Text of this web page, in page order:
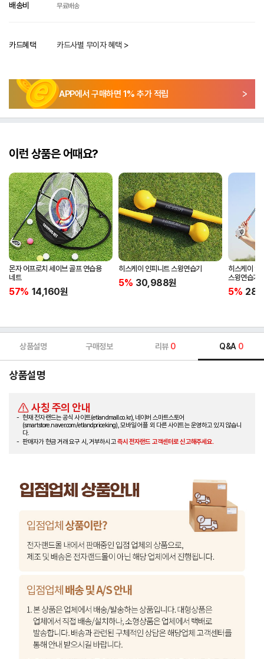
배송비
무료배송
카드혜택 카드사별 무이자 혜택 >
APP에서 구매하면 1% 추가 적립
이런 상품은 어때요?
몬자 어프로치 세이브 골프 연습용
네트
57% 14,160원
히스케이 인피니트 스윙연습기
5% 30,988원
히스케이 인
스윙연습기
5%
상품설명 구매정보 리뷰 0 Q&A 0
상품설명
사칭 주의 안내
현재 전자랜드는 공식 사이트(etlandmall.co.kr), 네이버 스마트스토어
(smartstore.naver.com/etlandpriceking), 모바일 어플 외 다른 사이트는 운영하고 있지 않습니
다.
판매자가 현금 거래 요구 시, 거부하시고즉시 전자랜드 고객센터로 신고해주세요.